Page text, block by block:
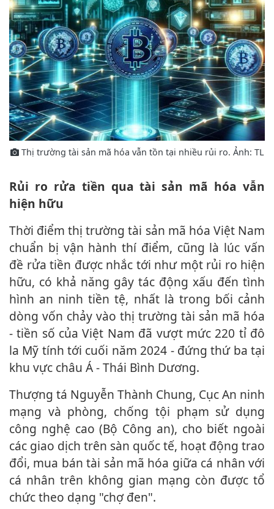
Thị trường tài sản mã hóa vẫn tồn tại nhiều rủi ro. Ảnh: TL
rủi ro rửa tiền qua tài sản mã hóa vẫn
hiện hữu
Thời điểm thị trường tài sản mã hóa Việt Nam
chuẩn bị vận hành thí điểm, cũng là lúc vấn
đề rửa tiền được nhắc tới như một rủi ro hiện
hữu, có khả năng gây tác động xấu đến tình
hình an ninh tiền tệ, nhất là trong bối cảnh
dòng vốn chảy vào thị trường tài sản mã hóa
- tiền số của Việt Nam đã vượt mức 220 tỉ đô
la Mỹ tính tới cuối năm 2024 - đứng thứ ba tại
khu vực châu Á - Thái Bình Dương.
Thượng tá Nguyễn Thành Chung, Cục An ninh
mạng và phòng, chống tội phạm sử dụng
công nghệ cao (Bộ Công an), cho biết ngoài
các giao dịch trên sàn quốc tế, hoạt động trao
đổi, mua bán tài sản mã hóa giữa cá nhân với
cá nhân trên không gian mạng còn được tổ
chức theo dạng "chợ đen".